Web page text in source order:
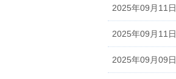
2025年09月11日
2025年09月11日
2025年09月09日